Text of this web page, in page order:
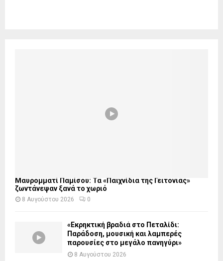
Μαυρομματί Παμίσου: Τα «Παιχνίδια της Γειτονιάς»
ζωντάνεψαν ξανά το χωριό
8 Αυγούστου 2026 0
«Εκρηκτική βραδιά στο Πεταλίδι:
Παράδοση, μουσική και λαμπερές
παρουσίες στο μεγάλο πανηγύρι»
8 Αυγούστου 2026